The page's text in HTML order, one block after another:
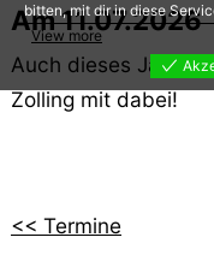
Am 11.07.2026
Auch dieses Jahr
Zolling mit dabei!
<< Termine
bitten, mit dir in diese
View more